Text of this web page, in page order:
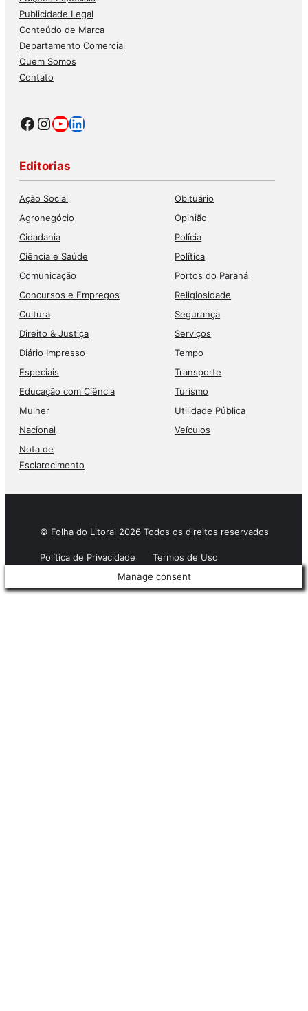
Publicidade Legal
Conteúdo de Marca
Departamento Comercial
Quem Somos
Contato
Facebook
Instagram
Youtube
LinkedIn
Editorias
Ação Social
Agronegócio
Cidadania
Ciência e Saúde
Comunicação
Concursos e Empregos
Cultura
Direito & Justiça
Diário Impresso
Especiais
Educação com Ciência
Mulher
Nacional
Nota de
Esclarecimento
Obituário
Opinião
Polícia
Política
Portos do Paraná
Religiosidade
Segurança
Serviços
Tempo
Transporte
Turismo
Utilidade Pública
Veículos
© Folha do Litoral 2026 Todos os direitos reservados
Política de Privacidade
Termos de Uso
Manage consent